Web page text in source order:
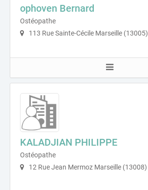
ophoven Bernard
Ostéopathe
113 Rue Sainte-Cécile Marseille (13005)
KALADJIAN PHILIPPE
Ostéopathe
12 Rue Jean Mermoz Marseille (13008)